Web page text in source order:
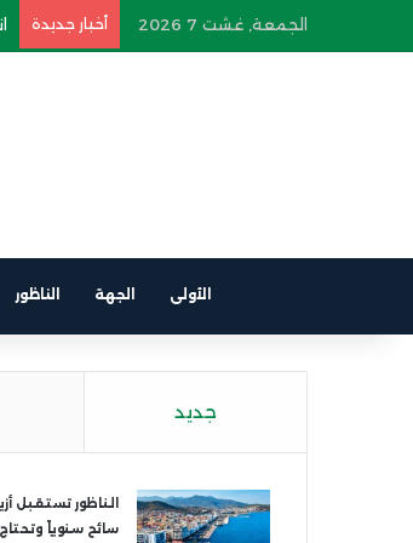
الجمعة, غشت 7 2026 أخبار جديدة
الأولى الجهة الناظور
جديد
سائح سنوياً وتحتاج